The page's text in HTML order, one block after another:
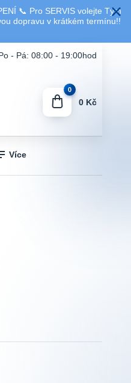
📞 Pro SERVIS volejte Tým
dopravu v krátkém termínu!!
Po - Pá: 08:00 - 19:00hod
0
0 Kč
Více